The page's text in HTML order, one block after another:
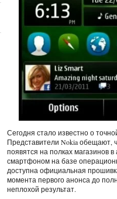
Сегодня стало известно о
Представители Nokia обещают,
появятся на полках магазинов
смартфоном на базе
доступна официальная
момента первого анонса до
неплохой результат.